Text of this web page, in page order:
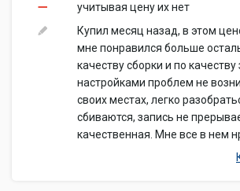
учитывая цену их нет
Купил месяц назад, в этом
мне понравился больше
качеству сборки и по качеству
настройками проблем не
своих местах, легко
сбиваются, запись не
качественная. Мне все в нем